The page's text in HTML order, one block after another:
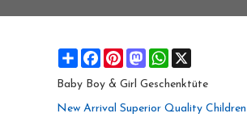
Share FacebookPinterestMastodonWhatsApp
Baby Boy & Girl Geschenktüte
New Arrival Superior Quality